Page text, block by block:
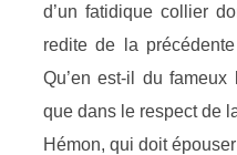
d’un fatidique collier
redite de la
Qu’en est-il du fameux
que dans le respect de
Hémon, qui doit